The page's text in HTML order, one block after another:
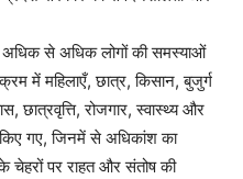
अधिक से अधिक लोगों की समस्याओं
में महिलाएँ, छात्र, किसान, बुजुर्ग
छात्रवृत्ति, रोजगार, स्वास्थ्य और
गए, जिनमें से अधिकांश का
चेहरों पर राहत और संतोष की